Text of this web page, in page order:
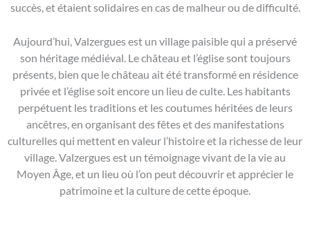
succès, et étaient solidaires en cas de malheur ou de difficulté.
Aujourd’hui, Valzergues est un village paisible qui a préservé
son héritage médiéval. Le château et l’église sont toujours
présents, bien que le château ait été transformé en résidence
privée et l’église soit encore un lieu de culte. Les habitants
perpétuent les traditions et les coutumes héritées de leurs
ancêtres, en organisant des fêtes et des manifestations
culturelles qui mettent en valeur l’histoire et la richesse de leur
village. Valzergues est un témoignage vivant de la vie au
Moyen Âge, et un lieu où l’on peut découvrir et apprécier le
patrimoine et la culture de cette époque.